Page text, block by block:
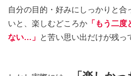
自分の目的・好みにしっかりと合
いと、楽しむどころか 「もう二
ない…」 と苦い思い出だけが残っ